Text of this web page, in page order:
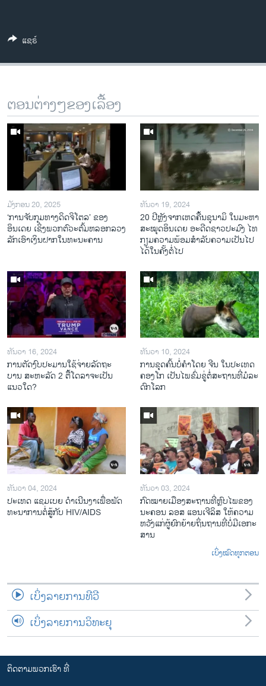
ແຊຣ໌
ຕອນຕ່າງໆຂອງເລື້ອງ
ມັງກອນ 20, 2025
‘ການຈັບກຸມທາງດິດຈິໂຕລ’ ຂອງ
ອິນເດຍ ເຊິ່ງພວກຕົວະຕົ້ມຫລອກລວງ
ລັກເອົາເງິນຝາກໃນທະນະຄານ
ທັນວາ 19, 2024
20 ປີຫຼັງ​ຈາກ​ເຫດ​ຄື້ນ​ຊຸ​ນາ​ມິ ໃນ​ມະ​ຫາ​
ສະ​ໝຸດ​ອິນ​ເດຍ ອະ​ດີດ​ຊາວ​ປະ​ມົງ ໄທ
ກຽມ​ຄວາມ​ພ້ອມ​ສຳ​ລັບ​ຄວາມ​ເປັນ​ໄປ​
ໄດ້​ໃນ​ຄັ້ງ​ຕໍ່​ໄປ
ທັນວາ 16, 2024
ການ​ຕັດ​ງົບ​ປະ​ມານ​ໃຊ້​ຈ່າຍ​ລັດ​ຖະ​
ບານ ສະ​ຫະ​ລັດ 2 ຕື້​ໂດ​ລາ​ຈະ​ເປັນ​
ແນວ​ໃດ?
ທັນວາ 10, 2024
ການ​ຂຸດ​ຄົ້ນ​ບໍ່​ຄຳ​ໂດຍ ຈີນ ໃນ​ປະ​ເທດ
ຄອງ​ໂກ ເປັນ​ໄພ​ຂົ່ມ​ຂູ່​ຕໍ່​ສະ​ຖານ​ທີ່​ມໍ​ລະ​
ດົກ​ໂລກ​
ທັນວາ 04, 2024
ປະ​ເທດ ແຊມ​ເບຍ ດຳ​ເນີນ​ງາ​ເພື່ອ​ພັດ​
ທະ​ນາ​ການ​ຕໍ່​ສູ້​ກັບ​ HIV/AIDS
ທັນວາ 03, 2024
ກົດ​ໝາຍ​ເມືອງ​ສະ​ຖານ​ທີ່ຫຼົບ​ໄພ​ຂອງ​
ນະ​ຄອນ ລອ​ສ ແອນ​ເຈີ​ລິ​ສ ໃຫ້​ຄວາມ​
ຫວັງ​ແກ່​ຜູ້​ຍົກ​ຍ້າຍ​ຖິ່ນ​ຖານ​ທີ່ບໍ່​ມີ​ເອ​ກະ​
ສານ
ເບິ່ງໝົດທຸກຕອນ
ເບິ່ງລາຍການທີວີ
ເບິ່ງລາຍການວິທະຍຸ
ຕິດຕາມພວກເຮົາ ທີ່